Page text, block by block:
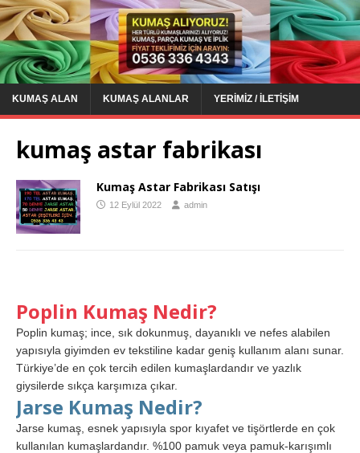
KUMAŞ ALAN KUMAŞ ALANLAR YERIMIZ / İLETIŞIM
kumaş astar fabrikası
Kumaş Astar Fabrikası Satışı
12 Eylül 2022 admin
Poplin Kumaş Nedir?
Poplin kumaş; ince, sık dokunmuş, dayanıklı ve nefes alabilen
yapısıyla giyimden ev tekstiline kadar geniş kullanım alanı sunar.
Türkiye’de en çok tercih edilen kumaşlardandır ve yazlık
giysilerde sıkça karşımıza çıkar.
Jarse Kumaş Nedir?
Jarse kumaş, esnek yapısıyla spor kıyafet ve tişörtlerde en çok
kullanılan kumaşlardandır. %100 pamuk veya pamuk-karışımlı